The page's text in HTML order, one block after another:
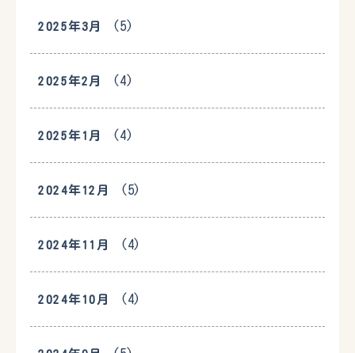
2025年3月 (5)
2025年2月 (4)
2025年1月 (4)
2024年12月 (5)
2024年11月 (4)
2024年10月 (4)